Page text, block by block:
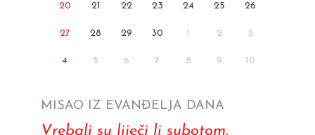
20 21 22 23 24 25 26
27 28 29 30 1 2 3
4 5 6 7 8 9 10
MISAO IZ EVANĐELJA DANA
Vrebali su liječi li subotom.